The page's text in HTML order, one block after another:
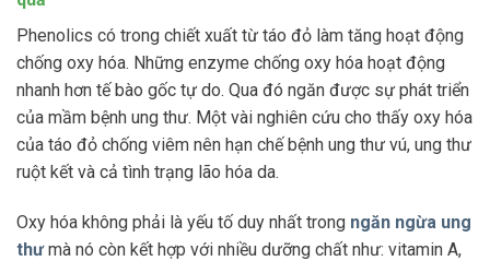
Phenolics có trong chiết xuất từ táo đỏ làm tăng hoạt động
chống oxy hóa. Những enzyme chống oxy hóa hoạt động
nhanh hơn tế bào gốc tự do. Qua đó ngăn được sự phát triển
của mầm bệnh ung thư. Một vài nghiên cứu cho thấy oxy hóa
của táo đỏ chống viêm nên hạn chế bệnh ung thư vú, ung thư
ruột kết và cả tình trạng lão hóa da.
Oxy hóa không phải là yếu tố duy nhất trong ngăn ngừa ung
thưmà nó còn kết hợp với nhiều dưỡng chất như: vitamin A,